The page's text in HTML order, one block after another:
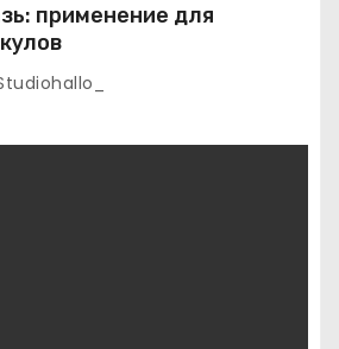
применение для